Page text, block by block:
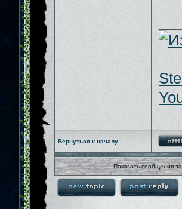
Вернуться к началу
Показать сообщения